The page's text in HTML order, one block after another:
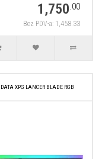
1,750.00
Bez PDV-a: 1,458.33
XPG LANCER BLADE RGB